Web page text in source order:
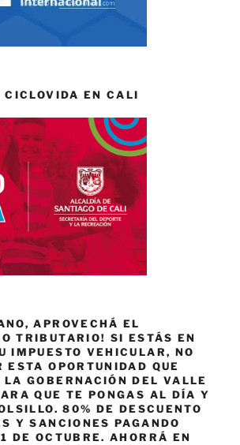
CICLOVIDA EN CALI
APROVECHÁ EL
TRIBUTARIO! SI ESTÁS EN
IMPUESTO VEHICULAR, NO
ESTA OPORTUNIDAD QUE
LA GOBERNACIÓN DEL VALLE
QUE TE PONGAS AL DÍA Y
80% DE DESCUENTO
Y SANCIONES PAGANDO
DE OCTUBRE. AHORRÁ EN